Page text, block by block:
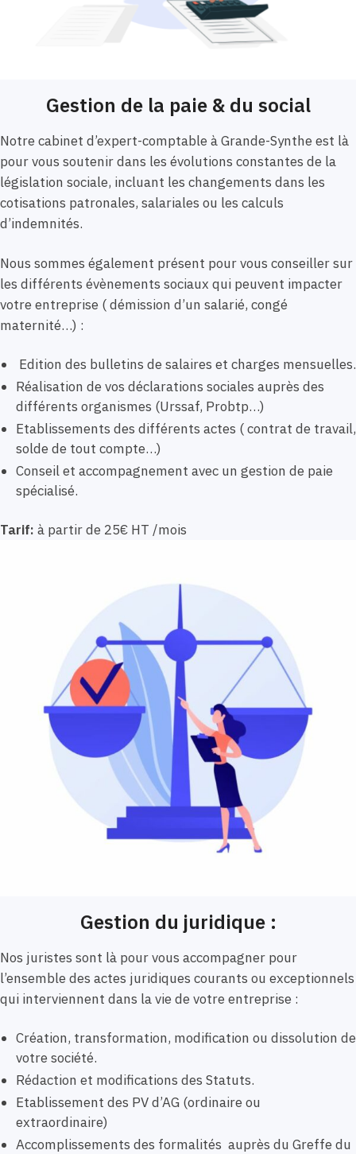
Gestion de la paie & du social
Notre cabinet d’expert-comptable à Grande-Synthe est là
pour vous soutenir dans les évolutions constantes de la
législation sociale, incluant les changements dans les
cotisations patronales, salariales ou les calculs
d’indemnités.
Nous sommes également présent pour vous conseiller sur
les différents évènements sociaux qui peuvent impacter
votre entreprise ( démission d’un salarié, congé
maternité…) :
Edition des bulletins de salaires et charges mensuelles.
Réalisation de vos déclarations sociales auprès des
différents organismes (Urssaf, Probtp…)
Etablissements des différents actes ( contrat de travail,
solde de tout compte…)
Conseil et accompagnement avec un gestion de paie
spécialisé.
Tarif: à partir de 25€ HT /mois
Gestion du juridique :
Nos juristes sont là pour vous accompagner pour
l’ensemble des actes juridiques courants ou exceptionnels
qui interviennent dans la vie de votre entreprise :
Création, transformation, modification ou dissolution de
votre société.
Rédaction et modifications des Statuts.
Etablissement des PV d’AG (ordinaire ou
extraordinaire)
Accomplissements des formalités auprès du Greffe du